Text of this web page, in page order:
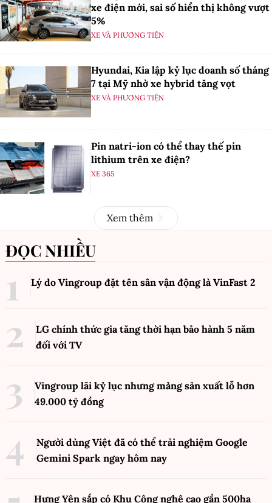
xe điện mới, sai số hiển thị không vượt
5%
XE VÀ PHƯƠNG TIỆN
Hyundai, Kia lập kỷ lục doanh số tháng
7 tại Mỹ nhờ xe hybrid tăng vọt
XE VÀ PHƯƠNG TIỆN
Pin natri-ion có thể thay thế pin
lithium trên xe điện?
XE 365
Xem thêm
ĐỌC NHIỀU
Lý do Vingroup đặt tên sân vận động là VinFast 2
LG chính thức gia tăng thời hạn bảo hành 5 năm
đối với TV
Vingroup lãi kỷ lục nhưng mảng sản xuất lỗ hơn
49.000 tỷ đồng
Người dùng Việt đã có thể trải nghiệm Google
Gemini Spark ngay hôm nay
Hưng Yên sắp có Khu Công nghệ cao gần 500ha